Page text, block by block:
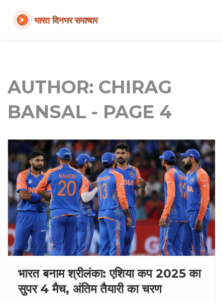
AUTHOR: CHIRAG
BANSAL - PAGE 4
भारत बनाम श्रीलंका: एशिया कप 2025 का
सुपर 4 मैच, अंतिम तैयारी का चरण